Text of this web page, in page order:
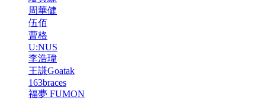
周華健
伍佰
曹格
U:NUS
李浩瑋
王謙Goatak
163braces
福夢 FUMON